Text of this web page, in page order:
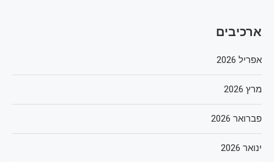
ארכיבים
אפריל 2026
מרץ 2026
פברואר 2026
ינואר 2026